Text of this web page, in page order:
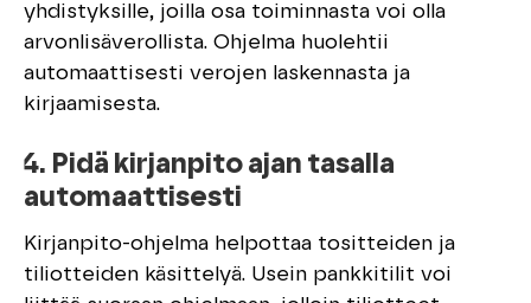
yhdistyksille, joilla osa toiminnasta voi olla
arvonlisäverollista. Ohjelma huolehtii
automaattisesti verojen laskennasta ja
kirjaamisesta.
4. Pidä kirjanpito ajan tasalla
automaattisesti
Kirjanpito-ohjelma helpottaa tositteiden ja
tiliotteiden käsittelyä. Usein pankkitilit voi